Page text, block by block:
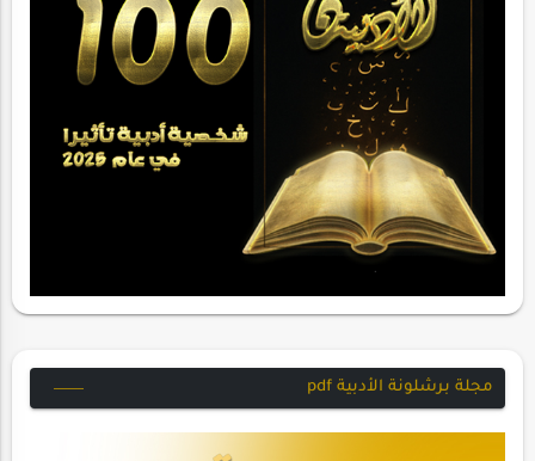
مجلة برشلونة الأدبية pdf